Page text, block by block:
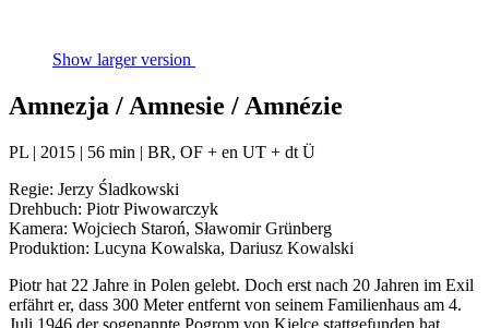
Show larger version
Amnezja / Amnesie / Amnézie
PL | 2015 | 56 min | BR, OF + en UT + dt Ü
Regie: Jerzy Śladkowski
Drehbuch: Piotr Piwowarczyk
Kamera: Wojciech Staroń, Sławomir Grünberg
Produktion: Lucyna Kowalska, Dariusz Kowalski
Piotr hat 22 Jahre in Polen gelebt. Doch erst nach 20 Jahren im Exil
erfährt er, dass 300 Meter entfernt von seinem Familienhaus am 4.
Juli 1946 der sogenannte Pogrom von Kielce stattgefunden hat.